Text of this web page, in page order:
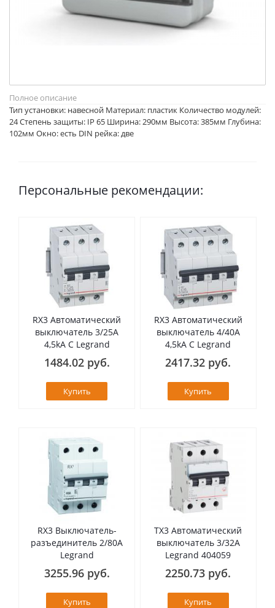
Полное описание
Тип установки: навесной Материал: пластик Количество модулей:
24 Степень защиты: IP 65 Ширина: 290мм Высота: 385мм Глубина:
102мм Окно: есть DIN рейка: две
Персональные рекомендации:
RX3 Автоматический
выключатель 3/25А
4,5kA C Legrand
1484.02 руб.
Купить
RX3 Автоматический
выключатель 4/40А
4,5kA C Legrand
2417.32 руб.
Купить
RX3 Выключатель-
разъединитель 2/80А
Legrand
3255.96 руб.
Купить
TX3 Автоматический
выключатель 3/32А
Legrand 404059
2250.73 руб.
Купить